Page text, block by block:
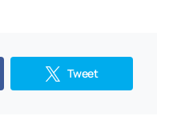
Tweet